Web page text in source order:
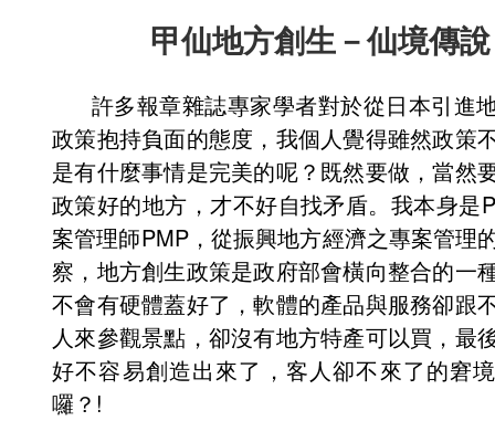
甲仙地方創生 －仙境傳說
許多報章雜誌專家學者對於從日本引進
政策抱持負面的態度，我個人覺得雖然政策
是有什麼事情是完美的呢？既然要做，當然
政策好的地方，才不好自找矛盾。我本身是
案管理師PMP，從振興地方經濟之專案管理
察，地方創生政策是政府部會橫向整合的一
不會有硬體蓋好了，軟體的產品與服務卻跟
人來參觀景點，卻沒有地方特產可以買，最
好不容易創造出來了，客人卻不來了的窘
囉？!